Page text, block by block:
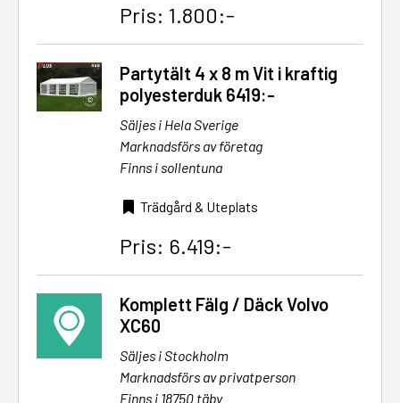
Pris: 1.800:-
Partytält 4 x 8 m Vit i kraftig
polyesterduk 6419:-
Säljes i Hela Sverige
Marknadsförs av företag
Finns i sollentuna
Trädgård & Uteplats
Pris: 6.419:-
Komplett Fälg / Däck Volvo
XC60
Säljes i Stockholm
Marknadsförs av privatperson
Finns i 18750 täby